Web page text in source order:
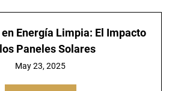
Energía Limpia: El Impacto
Paneles Solares
May 23, 2025